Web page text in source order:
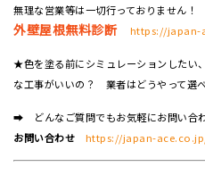
無理な営業等は一切行っておりません！
外壁屋根無料診断 https://japan-
★色を塗る前にシミュレーションした
な工事がいいの？ 業者はどうやって選
➡ どんなご質問でもお気軽にお問い合わ
お問い合わせ
https://japan-